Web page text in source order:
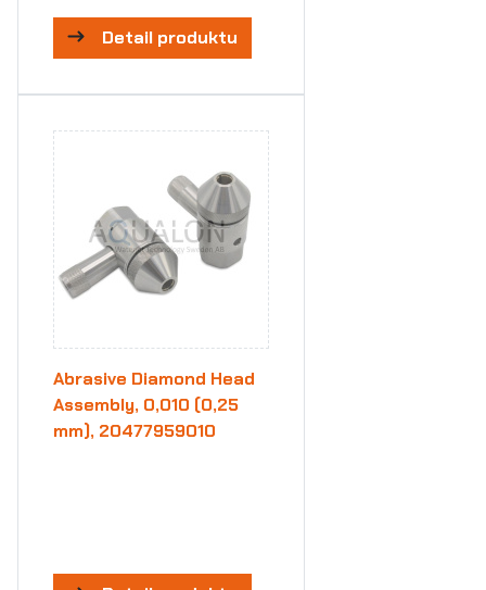
Detail produktu
Abrasive Diamond Head
Assembly, 0,010 (0,25
mm), 20477959010